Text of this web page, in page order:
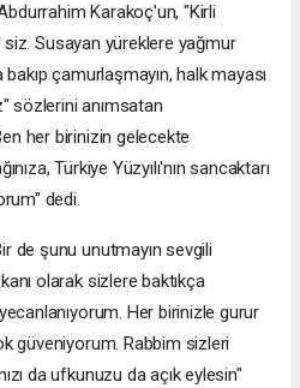
Karakoç'un, "Kirli
siz. Susayan yüreklere yağmur
çamurlaşmayın, halk mayası
sözlerini anımsatan
her birinizin gelecekte
Türkiye Yüzyılı'nın sancaktarı
dedi.
de şunu unutmayın sevgili
olarak sizlere baktıkça
Her birinizle gurur
güveniyorum. Rabbim sizleri
da ufkunuzu da açık eylesin"